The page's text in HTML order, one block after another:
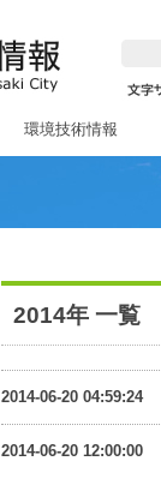
環境技術情報
2014年 一覧
2014-06-20 04:59:24
2014-06-20 12:00:00